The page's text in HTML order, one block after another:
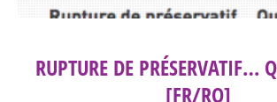
RUPTURE DE PRÉSERVATIF…
[FR/RO]